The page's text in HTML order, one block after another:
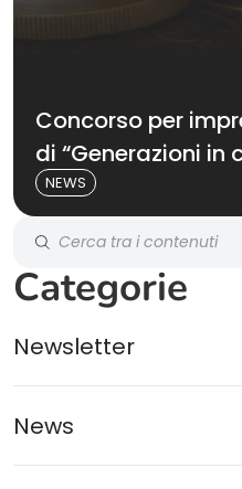
Concorso per
di “Generazioni in
NEWS
Categorie
Newsletter
News